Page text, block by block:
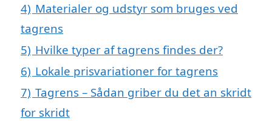
4) Materialer og udstyr som bruges ved
tagrens
5) Hvilke typer af tagrens findes der?
6) Lokale prisvariationer for tagrens
7) Tagrens – Sådan griber du det an skridt
for skridt